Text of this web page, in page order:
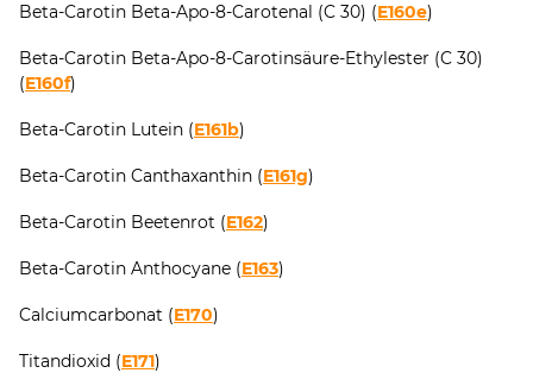
Beta-Carotin Beta-Apo-8-Carotenal (C 30) (E160e)
Beta-Carotin Beta-Apo-8-Carotinsäure-Ethylester (C 30)
(E160f)
Beta-Carotin Lutein (E161b)
Beta-Carotin Canthaxanthin (E161g)
Beta-Carotin Beetenrot (E162)
Beta-Carotin Anthocyane (E163)
Calciumcarbonat (E170)
Titandioxid (E171)